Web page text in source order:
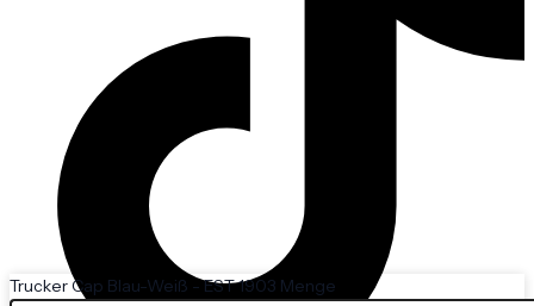
Trucker Cap Blau-Weiß - EST 1903 Menge